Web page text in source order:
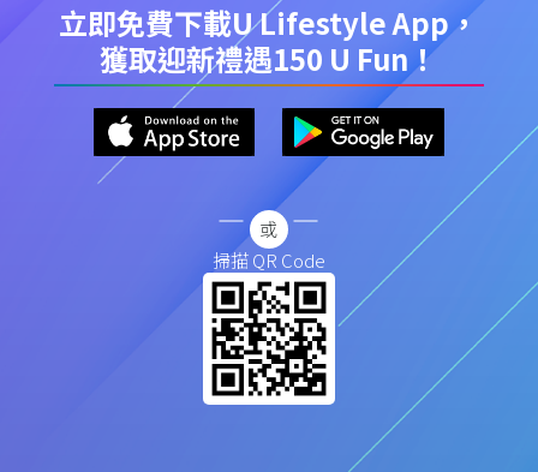
立即免費下載U Lifestyle App，
獲取迎新禮遇150 U Fun！
掃描 QR Code